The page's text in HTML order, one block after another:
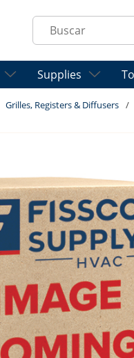
Site Search
Supplies
Grilles, Registers & Diffusers /